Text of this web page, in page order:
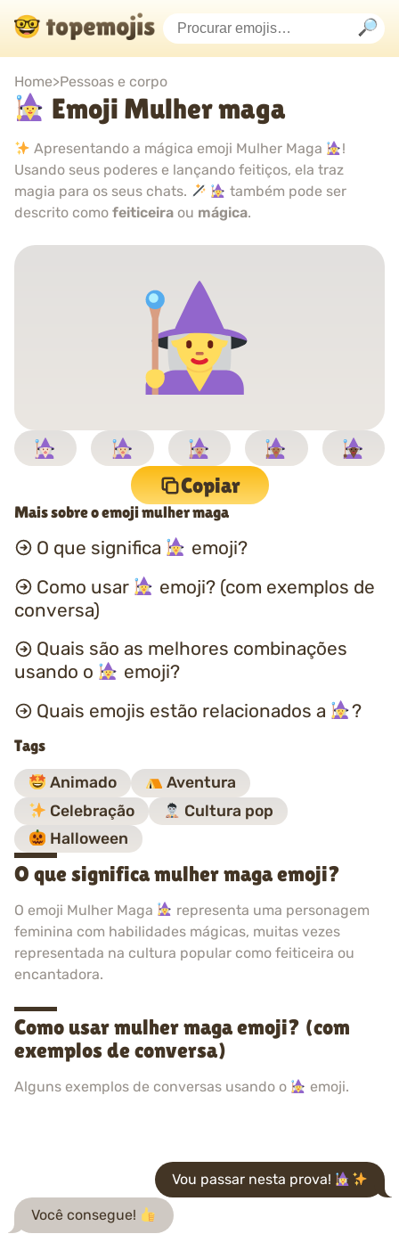
Home>Pessoas e corpo
Emoji Mulher maga
Apresentando a mágica emoji Mulher Maga
!
Usando seus poderes e lançando feitiços, ela traz
magia para os seus chats.
também pode ser
descrito como feiticeira ou mágica.
Copiar
Mais sobre o emoji mulher maga
O que significa
emoji?
Como usar
emoji? (com exemplos de
conversa)
Quais são as melhores combinações
usando o
emoji?
Quais emojis estão relacionados a
?
Tags
Animado
Aventura
Celebração
Cultura pop
Halloween
O que significa mulher maga emoji?
O emoji Mulher Maga
representa uma personagem
feminina com habilidades mágicas, muitas vezes
representada na cultura popular como feiticeira ou
encantadora.
Como usar mulher maga emoji? (com
exemplos de conversa)
Alguns exemplos de conversas usando o emoji.
Vou passar nesta prova!
Você consegue!